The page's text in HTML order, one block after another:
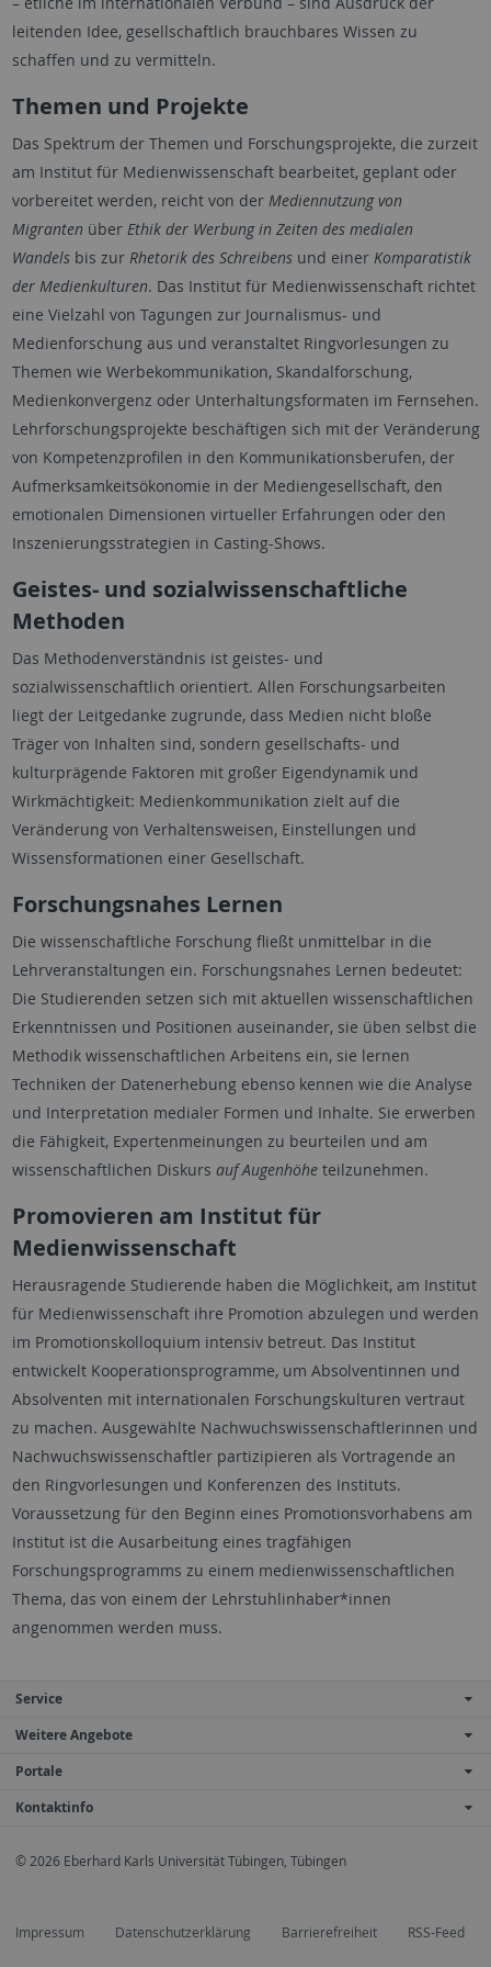
leitenden Idee, gesellschaftlich brauchbares Wissen zu
schaffen und zu vermitteln.
Themen und Projekte
Das Spektrum der Themen und Forschungsprojekte, die zurzeit
am Institut für Medienwissenschaft bearbeitet, geplant oder
vorbereitet werden, reicht von der Mediennutzung von
Migranten über Ethik der Werbung in Zeiten des medialen
Wandelsbis zur Rhetorik des Schreibens und einer Komparatistik
der Medienkulturen. Das Institut für Medienwissenschaft richtet
eine Vielzahl von Tagungen zur Journalismus- und
Medienforschung aus und veranstaltet Ringvorlesungen zu
Themen wie Werbekommunikation, Skandalforschung,
Medienkonvergenz oder Unterhaltungsformaten im Fernsehen.
Lehrforschungsprojekte beschäftigen sich mit der Veränderung
von Kompetenzprofilen in den Kommunikationsberufen, der
Aufmerksamkeitsökonomie in der Mediengesellschaft, den
emotionalen Dimensionen virtueller Erfahrungen oder den
Inszenierungsstrategien in Casting-Shows.
Geistes- und sozialwissenschaftliche
Methoden
Das Methodenverständnis ist geistes- und
sozialwissenschaftlich orientiert. Allen Forschungsarbeiten
liegt der Leitgedanke zugrunde, dass Medien nicht bloße
Träger von Inhalten sind, sondern gesellschafts- und
kulturprägende Faktoren mit großer Eigendynamik und
Wirkmächtigkeit: Medienkommunikation zielt auf die
Veränderung von Verhaltensweisen, Einstellungen und
Wissensformationen einer Gesellschaft.
Forschungsnahes Lernen
Die wissenschaftliche Forschung fließt unmittelbar in die
Lehrveranstaltungen ein. Forschungsnahes Lernen bedeutet:
Die Studierenden setzen sich mit aktuellen wissenschaftlichen
Erkenntnissen und Positionen auseinander, sie üben selbst die
Methodik wissenschaftlichen Arbeitens ein, sie lernen
Techniken der Datenerhebung ebenso kennen wie die Analyse
und Interpretation medialer Formen und Inhalte. Sie erwerben
die Fähigkeit, Expertenmeinungen zu beurteilen und am
wissenschaftlichen Diskurs auf Augenhöheteilzunehmen.
Promovieren am Institut für
Medienwissenschaft
Herausragende Studierende haben die Möglichkeit, am Institut
für Medienwissenschaft ihre Promotion abzulegen und werden
im Promotionskolloquium intensiv betreut. Das Institut
entwickelt Kooperationsprogramme, um Absolventinnen und
Absolventen mit internationalen Forschungskulturen vertraut
zu machen. Ausgewählte Nachwuchswissenschaftlerinnen und
Nachwuchswissenschaftler partizipieren als Vortragende an
den Ringvorlesungen und Konferenzen des Instituts.
Voraussetzung für den Beginn eines Promotionsvorhabens am
Institut ist die Ausarbeitung eines tragfähigen
Forschungsprogramms zu einem medienwissenschaftlichen
Thema, das von einem der Lehrstuhlinhaber*innen
angenommen werden muss.
Service
Weitere Angebote
Portale
Kontaktinfo
© 2026 Eberhard Karls Universität Tübingen, Tübingen
Impressum Datenschutzerklärung Barrierefreiheit RSS-Feed